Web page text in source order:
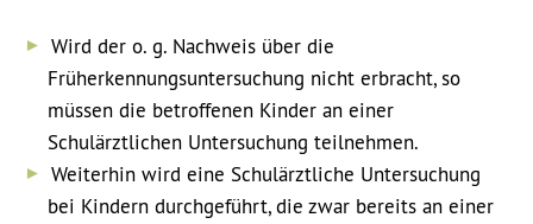
Wird der o. g. Nachweis über die
Früherkennungsuntersuchung nicht erbracht, so
müssen die betroffenen Kinder an einer
Schulärztlichen Untersuchung teilnehmen.
Weiterhin wird eine Schulärztliche Untersuchung
bei Kindern durchgeführt, die zwar bereits an einer